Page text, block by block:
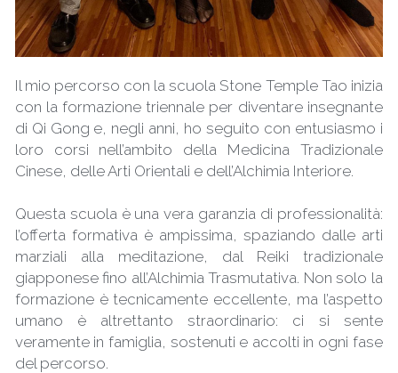
Il mio percorso con la scuola Stone Temple Tao inizia
con la formazione triennale per diventare insegnante
di Qi Gong e, negli anni, ho seguito con entusiasmo i
loro corsi nell’ambito della Medicina Tradizionale
Cinese, delle Arti Orientali e dell’Alchimia Interiore.
Questa scuola è una vera garanzia di professionalità:
l’offerta formativa è ampissima, spaziando dalle arti
marziali alla meditazione, dal Reiki tradizionale
giapponese fino all’Alchimia Trasmutativa. Non solo la
formazione è tecnicamente eccellente, ma l’aspetto
umano è altrettanto straordinario: ci si sente
veramente in famiglia, sostenuti e accolti in ogni fase
del percorso.